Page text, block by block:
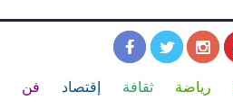
رياضة ثقافة إقتصاد فن